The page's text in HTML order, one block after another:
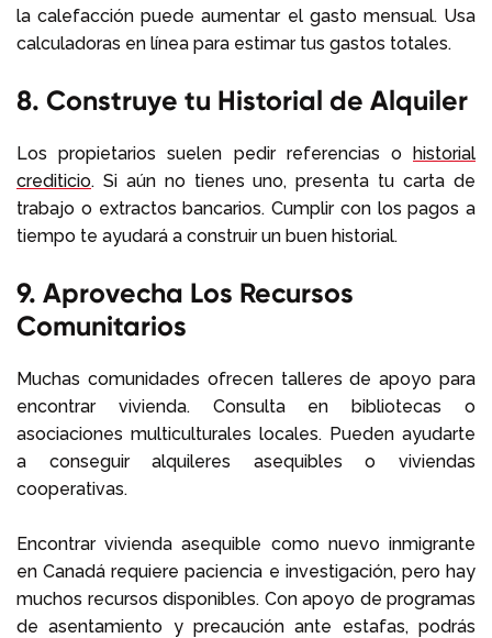
la calefacción puede aumentar el gasto mensual. Usa
calculadoras en línea para estimar tus gastos totales.
8. Construye tu Historial de Alquiler
Los propietarios suelen pedir referencias o historial
crediticio. Si aún no tienes uno, presenta tu carta de
trabajo o extractos bancarios. Cumplir con los pagos a
tiempo te ayudará a construir un buen historial.
9. Aprovecha Los Recursos
Comunitarios
Muchas comunidades ofrecen talleres de apoyo para
encontrar vivienda. Consulta en bibliotecas o
asociaciones multiculturales locales. Pueden ayudarte
a conseguir alquileres asequibles o viviendas
cooperativas.
Encontrar vivienda asequible como nuevo inmigrante
en Canadá requiere paciencia e investigación, pero hay
muchos recursos disponibles. Con apoyo de programas
de asentamiento y precaución ante estafas, podrás